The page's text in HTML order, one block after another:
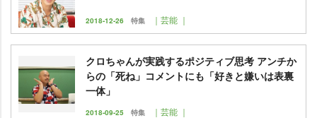
2018-12-26 特集 ｜芸能 ｜
クロちゃんが実践するポジティブ思考 アンチか
らの「死ね」コメントにも「好きと嫌いは表裏
一体」
2018-09-25 特集 ｜芸能 ｜